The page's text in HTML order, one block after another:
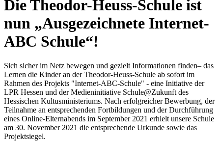
Die Theodor-Heuss-Schule ist
nun „Ausgezeichnete Internet-
ABC Schule“!
Sich sicher im Netz bewegen und gezielt Informationen finden– das
Lernen die Kinder an der Theodor-Heuss-Schule ab sofort im
Rahmen des Projekts "Internet-ABC-Schule" - eine Initiative der
LPR Hessen und der Medieninitiative Schule@Zukunft des
Hessischen Kultusministeriums. Nach erfolgreicher Bewerbung, der
Teilnahme an entsprechenden Fortbildungen und der Durchführung
eines Online-Elternabends im September 2021 erhielt unsere Schule
am 30. November 2021 die entsprechende Urkunde sowie das
Projektsiegel.